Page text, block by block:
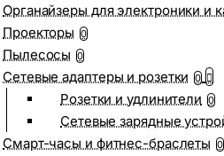
Органайзеры для электроники и
Проекторы 0
Пылесосы 0
Сетевые адаптеры и розетки 0
Розетки и удлинители 0
Сетевые зарядные
Смарт-часы и фитнес-браслеты 0